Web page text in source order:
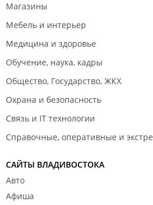
Магазины
Мебель и интерьер
Медицина и здоровье
Обучение, наука, кадры
Общество, Государство, ЖКХ
Охрана и безопасность
Связь и IT технологии
Справочные, оперативные и
САЙТЫ ВЛАДИВОСТОКА
Авто
Афиша